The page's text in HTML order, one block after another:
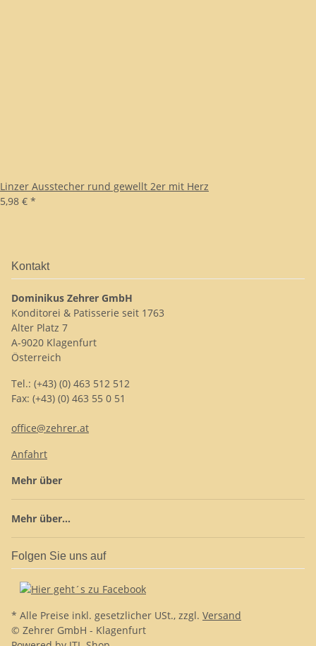
Linzer Ausstecher rund gewellt 2er mit Herz
5,98 € *
Kontakt
Dominikus Zehrer GmbH
Konditorei & Patisserie seit 1763
Alter Platz 7
A-9020 Klagenfurt
Österreich
Tel.: (+43) (0) 463 512 512
Fax: (+43) (0) 463 55 0 51
office@zehrer.at
Anfahrt
Mehr über
Mehr über...
Folgen Sie uns auf
* Alle Preise inkl. gesetzlicher USt., zzgl. Versand
© Zehrer GmbH - Klagenfurt